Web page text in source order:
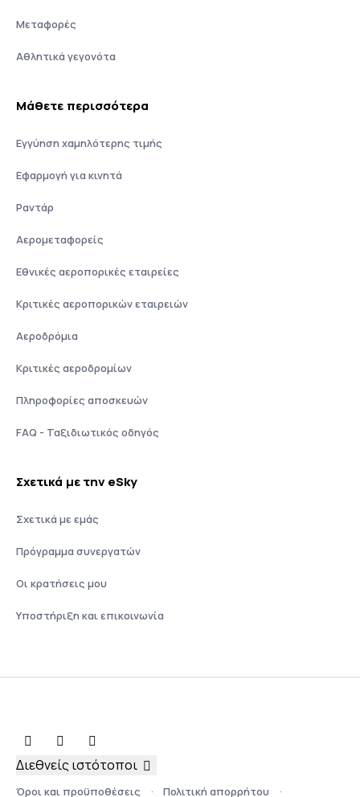
Μεταφορές
Αθλητικά γεγονότα
Μάθετε περισσότερα
Εγγύηση χαμηλότερης τιμής
Εφαρμογή για κινητά
Ραντάρ
Αερομεταφορείς
Εθνικές αεροπορικές εταιρείες
Κριτικές αεροπορικών εταιρειών
Αεροδρόμια
Κριτικές αεροδρομίων
Πληροφορίες αποσκευών
FAQ - Ταξιδιωτικός οδηγός
Σχετικά με την eSky
Σχετικά με εμάς
Πρόγραμμα συνεργατών
Οι κρατήσεις μου
Υποστήριξη και επικοινωνία
Όροι και προϋποθέσεις Πολιτική απορρήτου
Διεθνείς ιστότοποι